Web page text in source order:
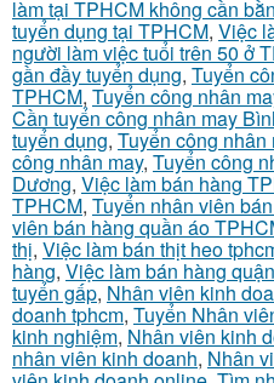
làm tại TPHCM không cần
tuyển dụng tại TPHCM, Việc
người làm việc tuổi trên 50 ở
gần đầy tuyển dụng, Tuyển
TPHCM, Tuyển công nhân
Cần tuyển công nhân may
tuyển dụng, Tuyển công
công nhân may, Tuyển công
Dương, Việc làm bán hàng
TPHCM, Tuyển nhân viên
viên bán hàng quần áo
thị, Việc làm bán thịt heo
hàng, Việc làm bán hàng
tuyển gấp, Nhân viên kinh
doanh tphcm, Tuyển Nhân
kinh nghiệm, Nhân viên kinh
nhân viên kinh doanh, Nhân